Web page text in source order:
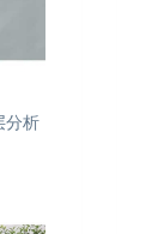
分析